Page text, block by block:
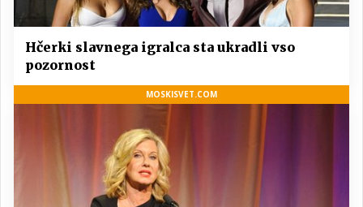
Hčerki slavnega igralca sta ukradli vso
pozornost
MOSKISVET.COM